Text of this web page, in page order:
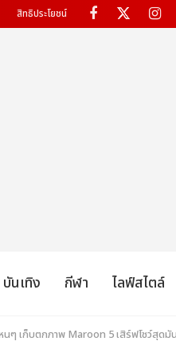
สิทธิประโยชน์
บันเทิง กีฬา ไลฟ์สไตล์
นๆ เก็บตกภาพ Maroon 5 เสิร์ฟโชว์สุด